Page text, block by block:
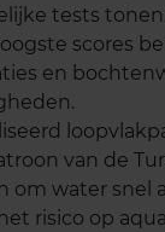
tests
scores
en
van de
om water snel
risico op